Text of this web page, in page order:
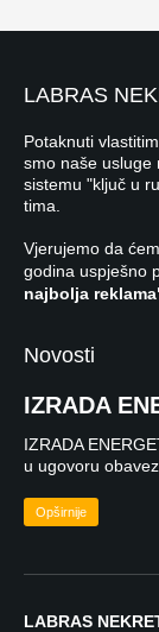
LABRAS
Potaknuti
smo naše usluge
sistemu "ključ u
tima.
Vjerujemo da
godina uspješno
najbolja
Novosti
IZRADA
IZRADA
u ugovoru
Opširnije
LABRAS